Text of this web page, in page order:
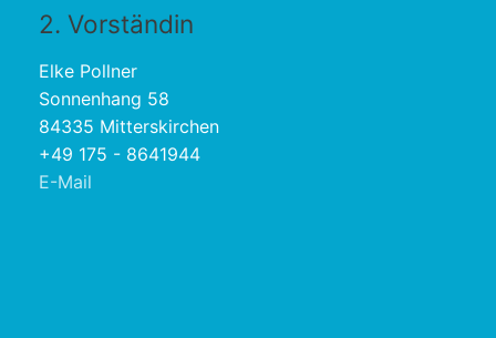
2. Vorständin
Elke Pollner
Sonnenhang 58
84335 Mitterskirchen
+49 175 - 8641944
E-Mail